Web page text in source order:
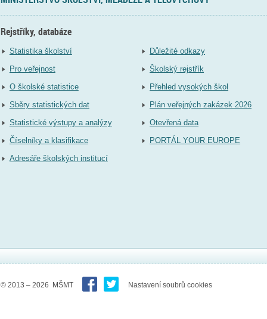
Rejstříky, databáze
Statistika školství
Pro veřejnost
O školské statistice
Sběry statistických dat
Statistické výstupy a analýzy
Číselníky a klasifikace
Adresáře školských institucí
Důležité odkazy
Školský rejstřík
Přehled vysokých škol
Plán veřejných zakázek 2026
Otevřená data
PORTÁL YOUR EUROPE
© 2013 – 2026 MŠMT Nastavení soubrů cookies